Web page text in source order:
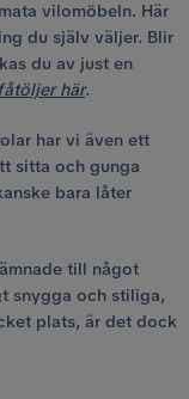
vilomöbeln. Här
du själv väljer. Blir
du av just en
här.
har vi även ett
sitta och gunga
bara låter
till något
snygga och stiliga,
plats, är det dock